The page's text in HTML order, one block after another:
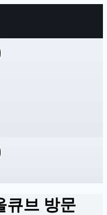
큐브 방문